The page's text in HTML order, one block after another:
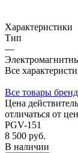
Характеристики
Тип
—
Все
Все товары
Цена
отличаться от
PGV-151
8 500 руб.
В наличии